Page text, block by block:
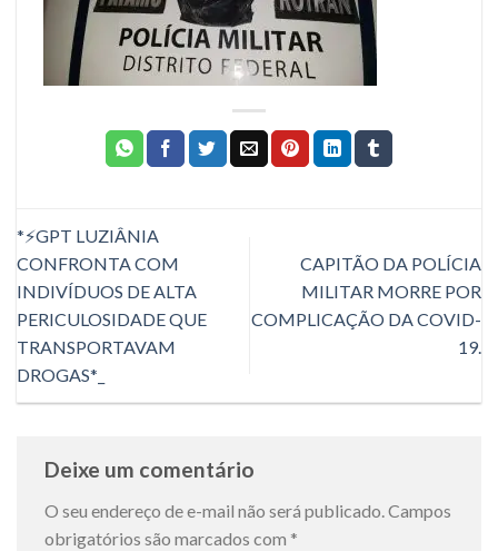
*⚡GPT LUZIÂNIA
CONFRONTA COM
INDIVÍDUOS DE ALTA
PERICULOSIDADE QUE
TRANSPORTAVAM
DROGAS*_
CAPITÃO DA POLÍCIA
MILITAR MORRE POR
COMPLICAÇÃO DA COVID-
19.
Deixe um comentário
O seu endereço de e-mail não será publicado.Campos
obrigatórios são marcados com *